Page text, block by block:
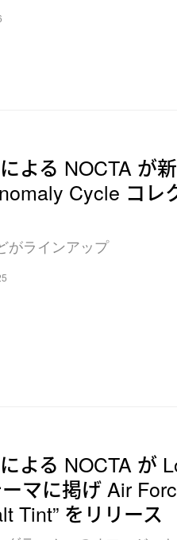
よる NOCTA が
Cycle コレ
がラインアップ
よる NOCTA が
マに掲げ Air
Tint” をリリース